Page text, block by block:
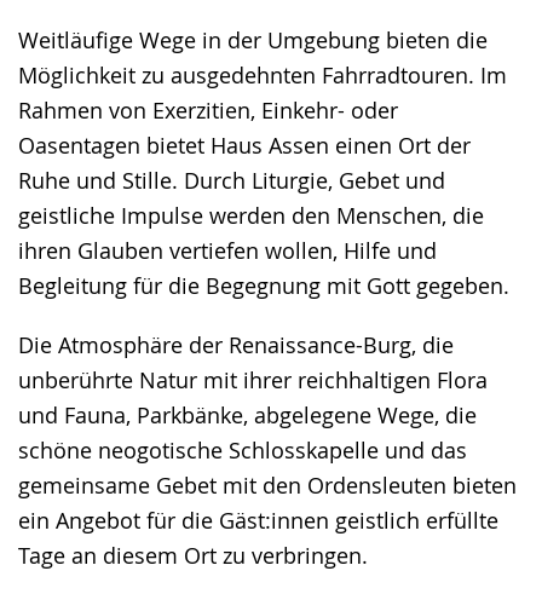
Weitläufige Wege in der Umgebung bieten die
Möglichkeit zu ausgedehnten Fahrradtouren. Im
Rahmen von Exerzitien, Einkehr- oder
Oasentagen bietet Haus Assen einen Ort der
Ruhe und Stille. Durch Liturgie, Gebet und
geistliche Impulse werden den Menschen, die
ihren Glauben vertiefen wollen, Hilfe und
Begleitung für die Begegnung mit Gott gegeben.
Die Atmosphäre der Renaissance-Burg, die
unberührte Natur mit ihrer reichhaltigen Flora
und Fauna, Parkbänke, abgelegene Wege, die
schöne neogotische Schlosskapelle und das
gemeinsame Gebet mit den Ordensleuten bieten
ein Angebot für die Gäst:innen geistlich erfüllte
Tage an diesem Ort zu verbringen.